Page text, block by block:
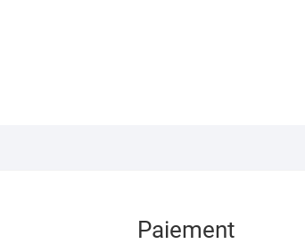
Paiement